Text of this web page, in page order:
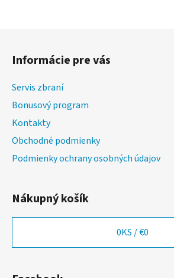
Informácie pre vás
Servis zbraní
Bonusový program
Kontakty
Obchodné podmienky
Podmienky ochrany osobných údajov
Nákupný košík
0KS /€0